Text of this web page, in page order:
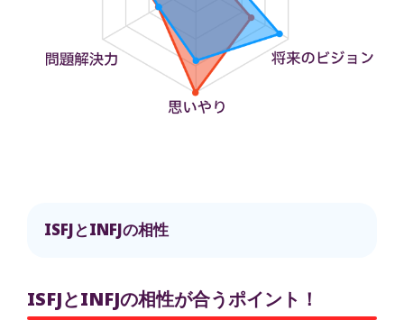
ISFJとINFJの相性
ISFJとINFJの相性が合うポイント！